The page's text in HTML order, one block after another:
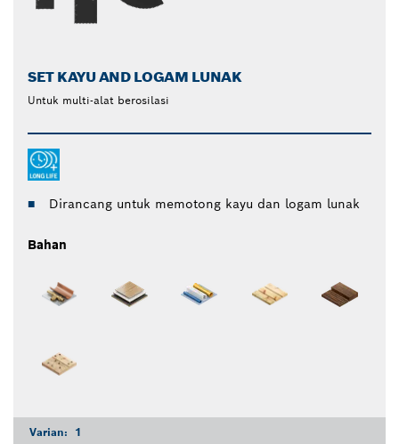
SET KAYU AND LOGAM LUNAK
Untuk multi-alat berosilasi
Dirancang untuk memotong kayu dan logam lunak
Bahan
Varian: 1